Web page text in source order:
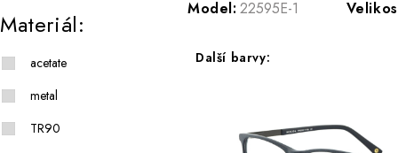
Materiál:
acetate
metal
TR90
Model: 22595E-1
Další barvy: